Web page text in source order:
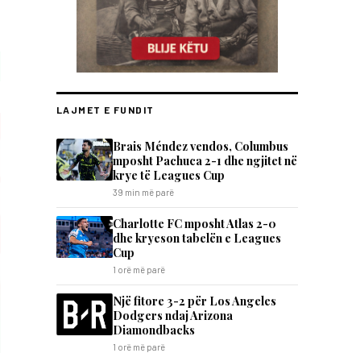
LAJMET E FUNDIT
Brais Méndez vendos, Columbus
mposht Pachuca 2-1 dhe ngjitet në
krye të Leagues Cup
39 min më parë
Charlotte FC mposht Atlas 2-0
dhe kryeson tabelën e Leagues
Cup
1 orë më parë
Një fitore 3-2 për Los Angeles
Dodgers ndaj Arizona
Diamondbacks
1 orë më parë